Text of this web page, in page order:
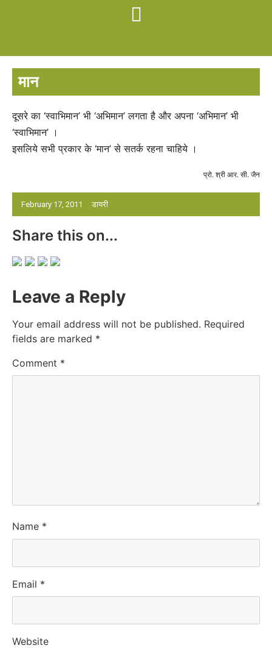
मान
February 17, 2011 डायरी
दूसरे का ‘स्वाभिमान’ भी ‘अभिमान’ लगता है और अपना ‘अभिमान’ भी
‘स्वाभिमान’ ।
इसलिये सभी प्रकार के ‘मान’ से सतर्क रहना चाहिये ।
प्रो. श्री आर. सी. जैन
Share this on...
Leave a Reply
Your email address will not be published. Required
fields are marked *
Comment *
Name *
Email *
Website